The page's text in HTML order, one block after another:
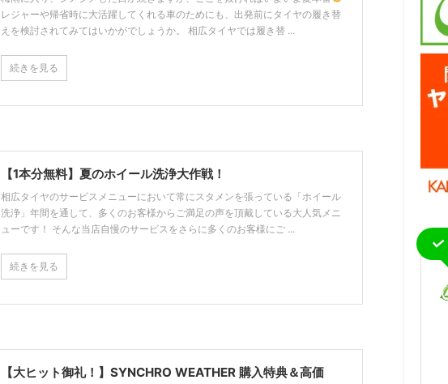
レジャーや帰省時に大活躍してくれる車のためにも、出発前にタイヤの履き替
えを検討されてみてはいかがでしょうか。 相広タイヤでは履き替 ...
続きを見る
【1本分無料】夏のホイール洗浄大作戦！
相広タイヤのサービスメニューにおいて常にスタメンを張っている「ホイール
洗浄」年間を通して、多くのお客様からご満足の声を頂戴している大人気メニ
ューです！ そんな当店自慢のサービスをさらに多くのお客様にご ...
続きを見る
【大ヒット御礼！】SYNCHRO WEATHER 購入特典＆高価